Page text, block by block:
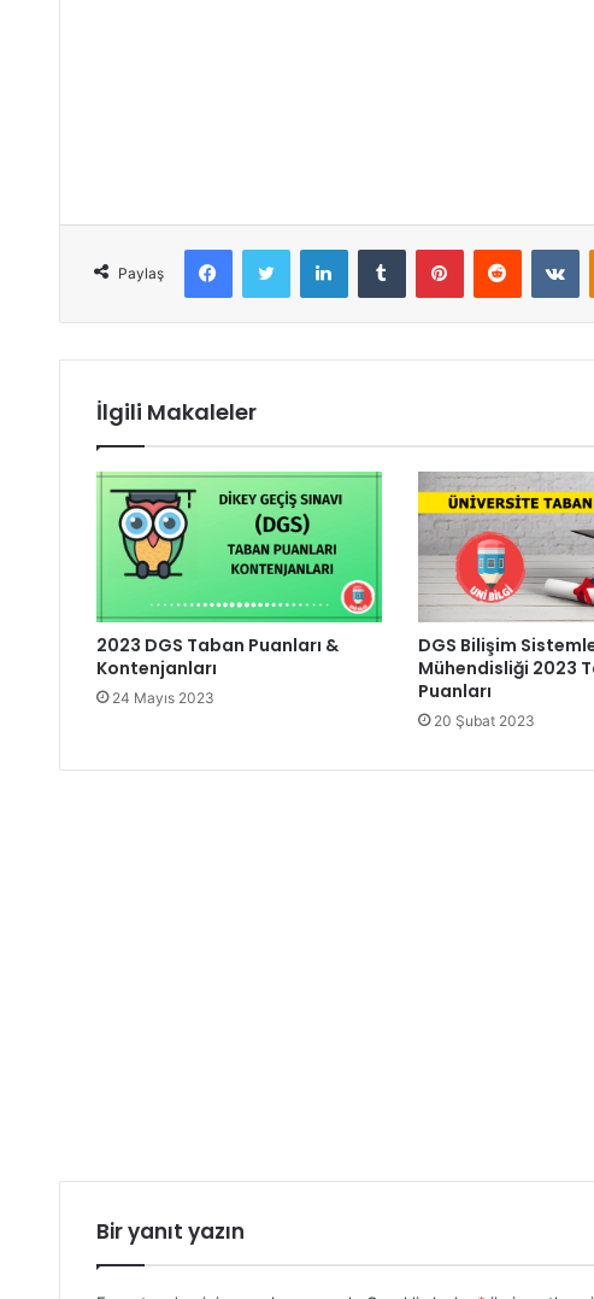
Paylaş
Facebook Twitter LinkedIn Tumblr Pinterest Reddit VKontakte
İlgili Makaleler
2023 DGS Taban Puanları &
Kontenjanları
24 Mayıs 2023
DGS Bilişim
Mühendisliği 2023
Puanları
20 Şubat 2023
Bir yanıt yazın